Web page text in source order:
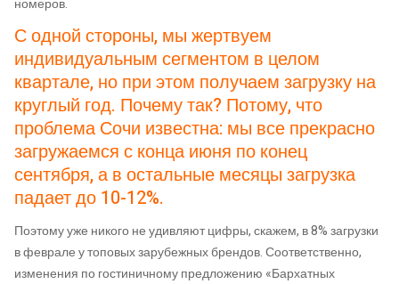
номеров.
С одной стороны, мы жертвуем
индивидуальным сегментом в целом
квартале, но при этом получаем загрузку на
круглый год. Почему так? Потому, что
проблема Сочи известна: мы все прекрасно
загружаемся с конца июня по конец
сентября, а в остальные месяцы загрузка
падает до 10-12%.
Поэтому уже никого не удивляют цифры, скажем, в 8% загрузки
в феврале у топовых зарубежных брендов. Соответственно,
изменения по гостиничному предложению «Бархатных